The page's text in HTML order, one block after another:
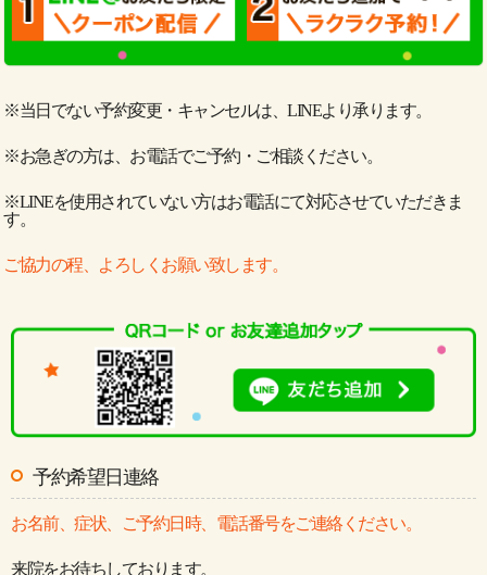
※当日でない予約変更・キャンセルは、LINEより承ります。
※お急ぎの方は、お電話でご予約・ご相談ください。
※LINEを使用されていない方はお電話にて対応させていただきま
す。
ご協力の程、よろしくお願い致します。
予約希望日連絡
お名前、症状、ご予約日時、電話番号をご連絡ください。
来院をお待ちしております。